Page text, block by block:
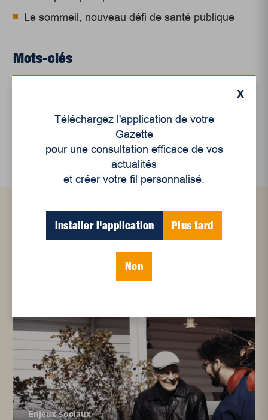
Le sommeil, nouveau défi de santé publique
Mots-clés
Marche Mondiale des Femmes
Articles connexes
Enjeux sociaux
X
Téléchargez l'application de votre
Gazette
pour une consultation efficace de vos
actualités
et créer votre fil personnalisé.
Installer l'application Plus tard
Non